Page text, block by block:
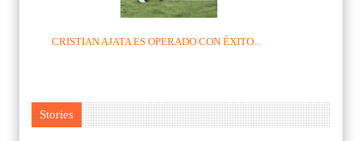
CRISTIAN AJATA ES OPERADO CON ÉXITO...
Stories